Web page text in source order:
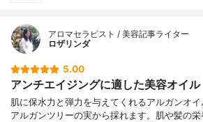
アロマセラピスト / 美容記事ライター
ロザリンダ
5.00
アンチエイジングに適した美容オイル
肌に保水力と弾力を与えてくれるアルガンオ
アルガンツリーの実から採れます。肌や髪の